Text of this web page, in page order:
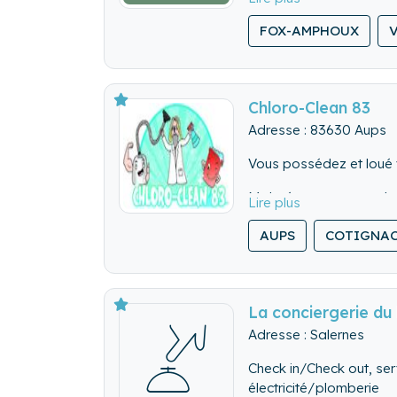
- Multi-service (fixons
- Qualité (sérieux,
FOX-AMPHOUX
Chloro-Clean 83
Adresse : 83630 Aups
Vous possédez et
Malgré tout, cette
Toute l'équipe de
Var, Provence verte et
Nous vous
Des services adaptés
Entretien ménage
Des services à la carte
vos extérieurs
AUPS
La conciergerie
Adresse : Salernes
Check in/Check out,
électricité/plomberie